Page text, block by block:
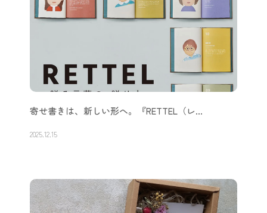
寄せ書きは、新しい形へ。『RETTEL（レ…
2025.12.15